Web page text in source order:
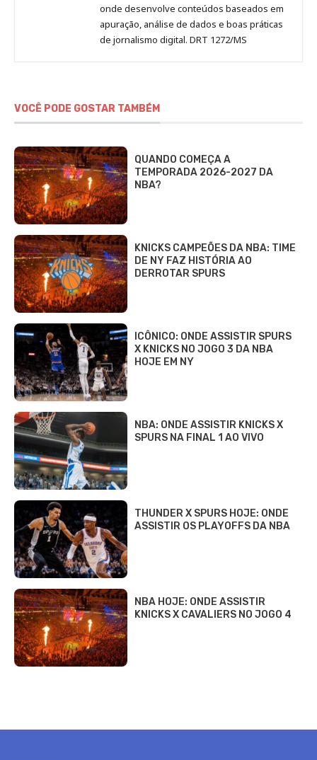
onde desenvolve conteúdos baseados em
apuração, análise de dados e boas práticas
de jornalismo digital. DRT 1272/MS
VOCÊ PODE GOSTAR TAMBÉM
QUANDO COMEÇA A
TEMPORADA 2026-2027 DA
NBA?
KNICKS CAMPEÕES DA NBA: TIME
DE NY FAZ HISTÓRIA AO
DERROTAR SPURS
ICÔNICO: ONDE ASSISTIR SPURS
X KNICKS NO JOGO 3 DA NBA
HOJE EM NY
NBA: ONDE ASSISTIR KNICKS X
SPURS NA FINAL 1 AO VIVO
THUNDER X SPURS HOJE: ONDE
ASSISTIR OS PLAYOFFS DA NBA
NBA HOJE: ONDE ASSISTIR
KNICKS X CAVALIERS NO JOGO 4